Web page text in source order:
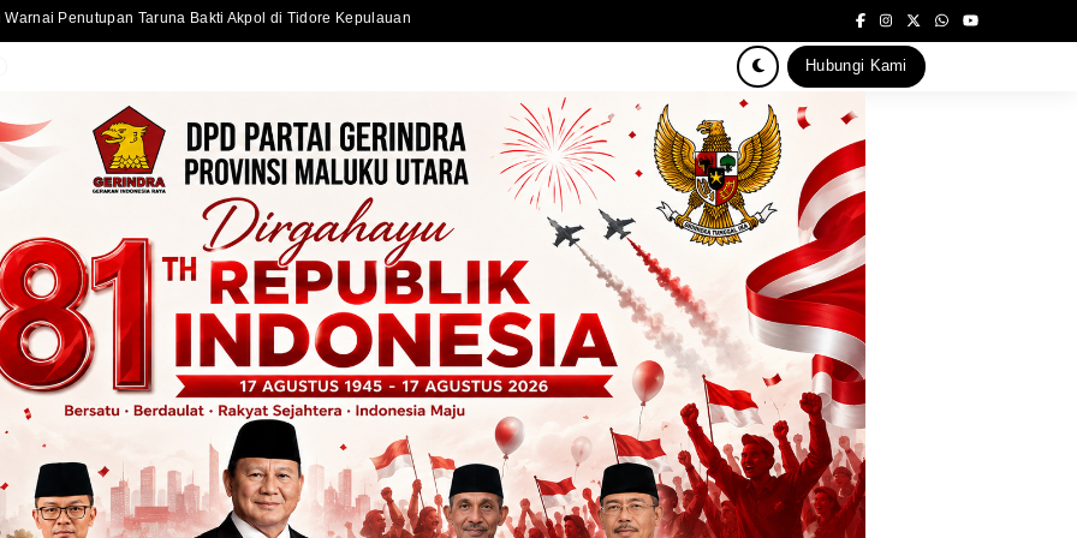
Hubungi Kami